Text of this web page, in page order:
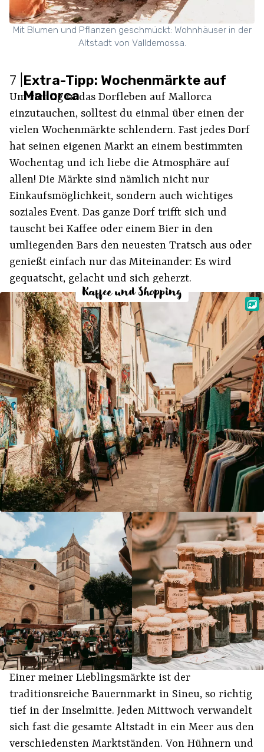
Mit Blumen und Pflanzen geschmückt: Wohnhäuser in der
Altstadt von Valldemossa.
7 Extra-Tipp: Wochenmärkte auf
Mallorca
Um richtig in das Dorfleben auf Mallorca
einzutauchen, solltest du einmal über einen der
vielen Wochenmärkte schlendern. Fast jedes Dorf
hat seinen eigenen Markt an einem bestimmten
Wochentag und ich liebe die Atmosphäre auf
allen! Die Märkte sind nämlich nicht nur
Einkaufsmöglichkeit, sondern auch wichtiges
soziales Event. Das ganze Dorf trifft sich und
tauscht bei Kaffee oder einem Bier in den
umliegenden Bars den neuesten Tratsch aus oder
genießt einfach nur das Miteinander: Es wird
gequatscht, gelacht und sich geherzt.
Kaffee und Shopping
Einer meiner Lieblingsmärkte ist der
traditionsreiche Bauernmarkt in Sineu, so richtig
tief in der Inselmitte. Jeden Mittwoch verwandelt
sich fast die gesamte Altstadt in ein Meer aus den
verschiedensten Marktständen. Von Hühnern und